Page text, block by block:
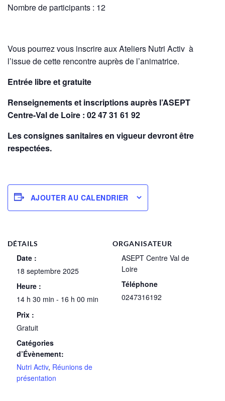
Nombre de participants : 12
Vous pourrez vous inscrire aux Ateliers Nutri Activ à
l’issue de cette rencontre auprès de l’animatrice.
Entrée libre et gratuite
Renseignements et inscriptions auprès l’ASEPT
Centre-Val de Loire : 02 47 31 61 92
Les consignes sanitaires en vigueur devront être
respectées.
AJOUTER AU CALENDRIER
DÉTAILS
Date :
18 septembre 2025
Heure :
14 h 30 min - 16 h 00 min
Prix :
Gratuit
Catégories
d’Évènement:
Nutri Activ, Réunions de
présentation
ORGANISATEUR
ASEPT Centre Val de
Loire
Téléphone
0247316192